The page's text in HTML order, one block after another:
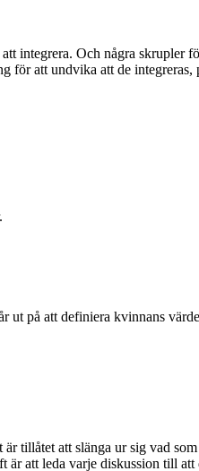
integrera. Och några
för att undvika att de integreras,
ut på att definiera kvinnans
tillåtet att slänga ur sig vad
att leda varje diskussion till